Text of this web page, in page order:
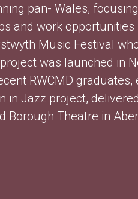
pan- Wales,
and work
Music Festival
was launched in
RWCMD
in Jazz project,
Borough Theatre in